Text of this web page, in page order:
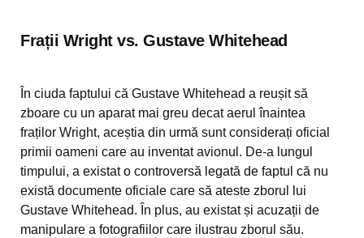
Frații Wright vs. Gustave Whitehead
În ciuda faptului că Gustave Whitehead a reușit să
zboare cu un aparat mai greu decat aerul înaintea
fraților Wright, aceștia din urmă sunt considerați oficial
primii oameni care au inventat avionul. De-a lungul
timpului, a existat o controversă legată de faptul că nu
există documente oficiale care să ateste zborul lui
Gustave Whitehead. În plus, au existat și acuzații de
manipulare a fotografiilor care ilustrau zborul său.